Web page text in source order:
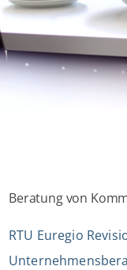
Beratung von
RTU Euregio